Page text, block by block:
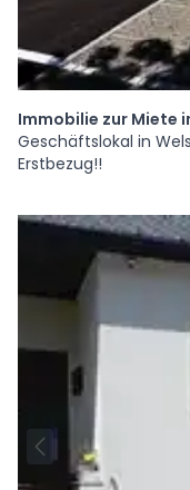
Immobilie zur Miete
Geschäftslokal in
Erstbezug!!